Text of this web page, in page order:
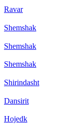
Ravar
Shemshak
Shemshak
Shemshak
Shirindasht
Dansirit
Hojedk